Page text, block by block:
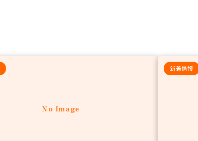
No Image
新着情報